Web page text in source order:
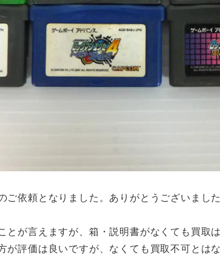
ご依頼となりました。ありがとうございました
とが言えますが、箱・説明書がなくても買取は
が評価は良いですが、なくても買取不可とはな